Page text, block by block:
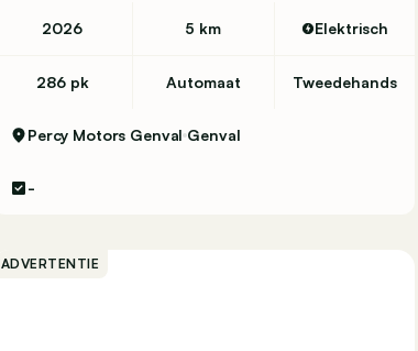
2026 5 km Elektrisch
286 pk Automaat Tweedehands
Percy Motors Genval Genval
-
ADVERTENTIE